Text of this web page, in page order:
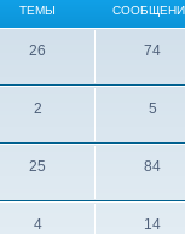
ТЕМЫ
26
ы
74С
б
щ
е
2Т
м
ы
5С
о
б
25 84С
о
4Т
14С